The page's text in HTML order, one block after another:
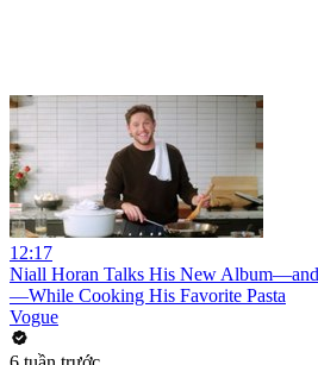
12:17
Niall Horan Talks His New
—While Cooking His Favorite Pasta
Vogue